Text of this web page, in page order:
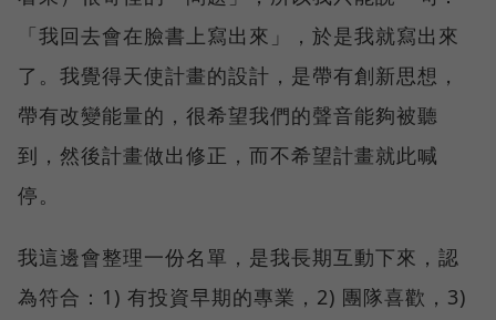
「我回去會在臉書上寫出來」，於是我就寫出來
了。我覺得天使計畫的設計，是帶有創新思想，
帶有改變能量的，很希望我們的聲音能夠被聽
到，然後計畫做出修正，而不希望計畫就此喊
停。
我這邊會整理一份名單，是我長期互動下來，認
為符合：1) 有投資早期的專業，2) 團隊喜歡，3)